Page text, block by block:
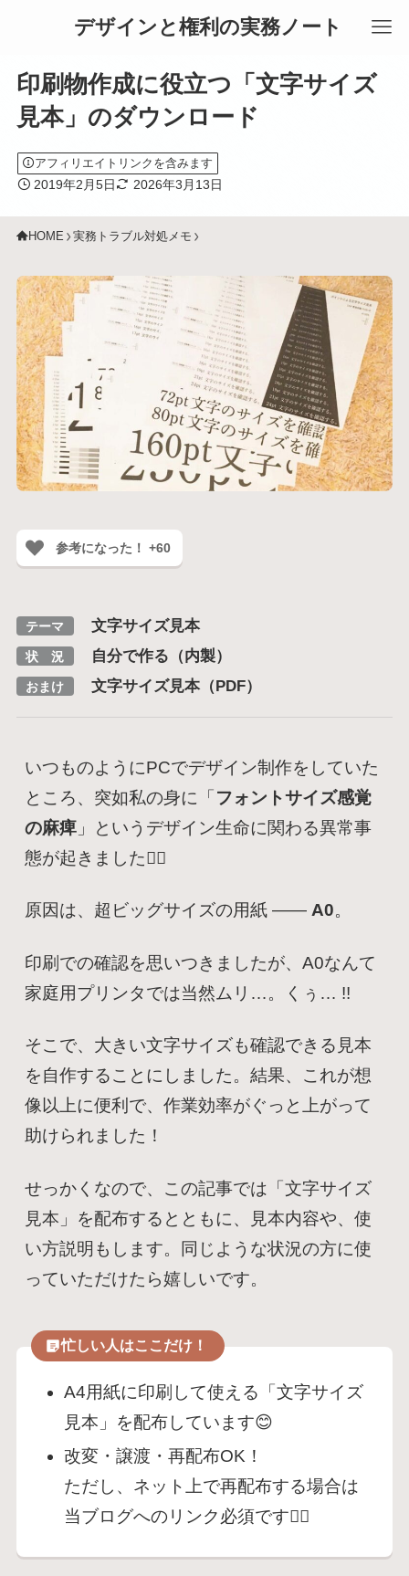
デザインと権利の実務ノート
印刷物作成に役立つ「文字サイズ
見本」のダウンロード
アフィリエイトリンクを含みます
2019年2月5日 2026年3月13日
HOME 実務トラブル対処メモ
参考になった！ +60
テーマ 文字サイズ見本
状 況 自分で作る（内製）
おまけ 文字サイズ見本（PDF）
いつものようにPCでデザイン制作をしていた
ところ、突如私の身に「 フォントサイズ感覚
の麻痺 」というデザイン生命に関わる異常事
態が起きました😵‍💫
原因は、超ビッグサイズの用紙 ――A0。
印刷での確認を思いつきましたが、A0なんて
家庭用プリンタでは当然ムリ…。くぅ… !!
そこで、大きい文字サイズも確認できる見本
を自作することにしました。結果、これが想
像以上に便利で、作業効率がぐっと上がって
助けられました！
せっかくなので、この記事では「文字サイズ
見本」を配布するとともに、見本内容や、使
い方説明もします。同じような状況の方に使
っていただけたら嬉しいです。
忙しい人はここだけ！
A4用紙に印刷して使える「文字サイズ
見本」を配布しています😊
改変・譲渡・再配布OK！
ただし、ネット上で再配布する場合は
当ブログへのリンク必須です🙇‍♀️